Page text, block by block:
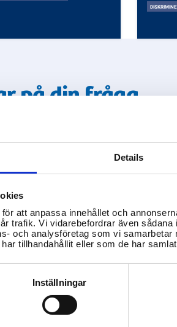
Details
att anpassa innehållet och
trafik. Vi vidarebefordrar även
och analysföretag som vi
tillhandahållit eller som de har
Inställningar
på din fråga